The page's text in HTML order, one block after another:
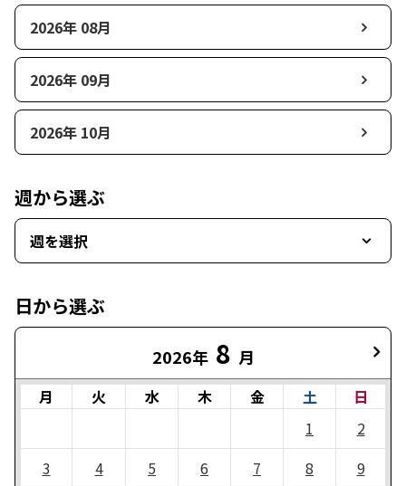
2026年 08月
2026年 09月
2026年 10月
週から選ぶ
週を選択
日から選ぶ
2026年 8 月
月 火 水 木 金 土
日
1
2
3
4 5 6 7 8
9